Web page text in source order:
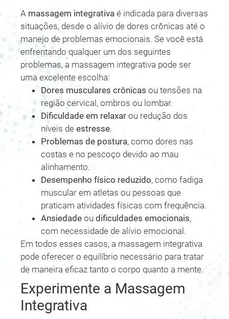
A massagem integrativa é indicada para diversas
situações, desde o alívio de dores crônicas até o
manejo de problemas emocionais. Se você está
enfrentando qualquer um dos seguintes
problemas, a massagem integrativa pode ser
uma excelente escolha:
Dores musculares crônicas ou tensões na
região cervical, ombros ou lombar.
Dificuldade em relaxar ou redução dos
níveis de estresse.
Problemas de postura, como dores nas
costas e no pescoço devido ao mau
alinhamento.
Desempenho físico reduzido, como fadiga
muscular em atletas ou pessoas que
praticam atividades físicas com frequência.
Ansiedade ou dificuldades emocionais,
com necessidade de alívio emocional.
Em todos esses casos, a massagem integrativa
pode oferecer o equilíbrio necessário para tratar
de maneira eficaz tanto o corpo quanto a mente.
Experimente a Massagem
Integrativa